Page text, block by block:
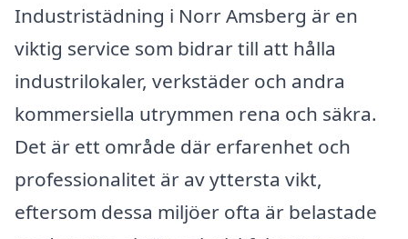
Industristädning i Norr Amsberg är en
viktig service som bidrar till att hålla
industrilokaler, verkstäder och andra
kommersiella utrymmen rena och säkra.
Det är ett område där erfarenhet och
professionalitet är av yttersta vikt,
eftersom dessa miljöer ofta är belastade